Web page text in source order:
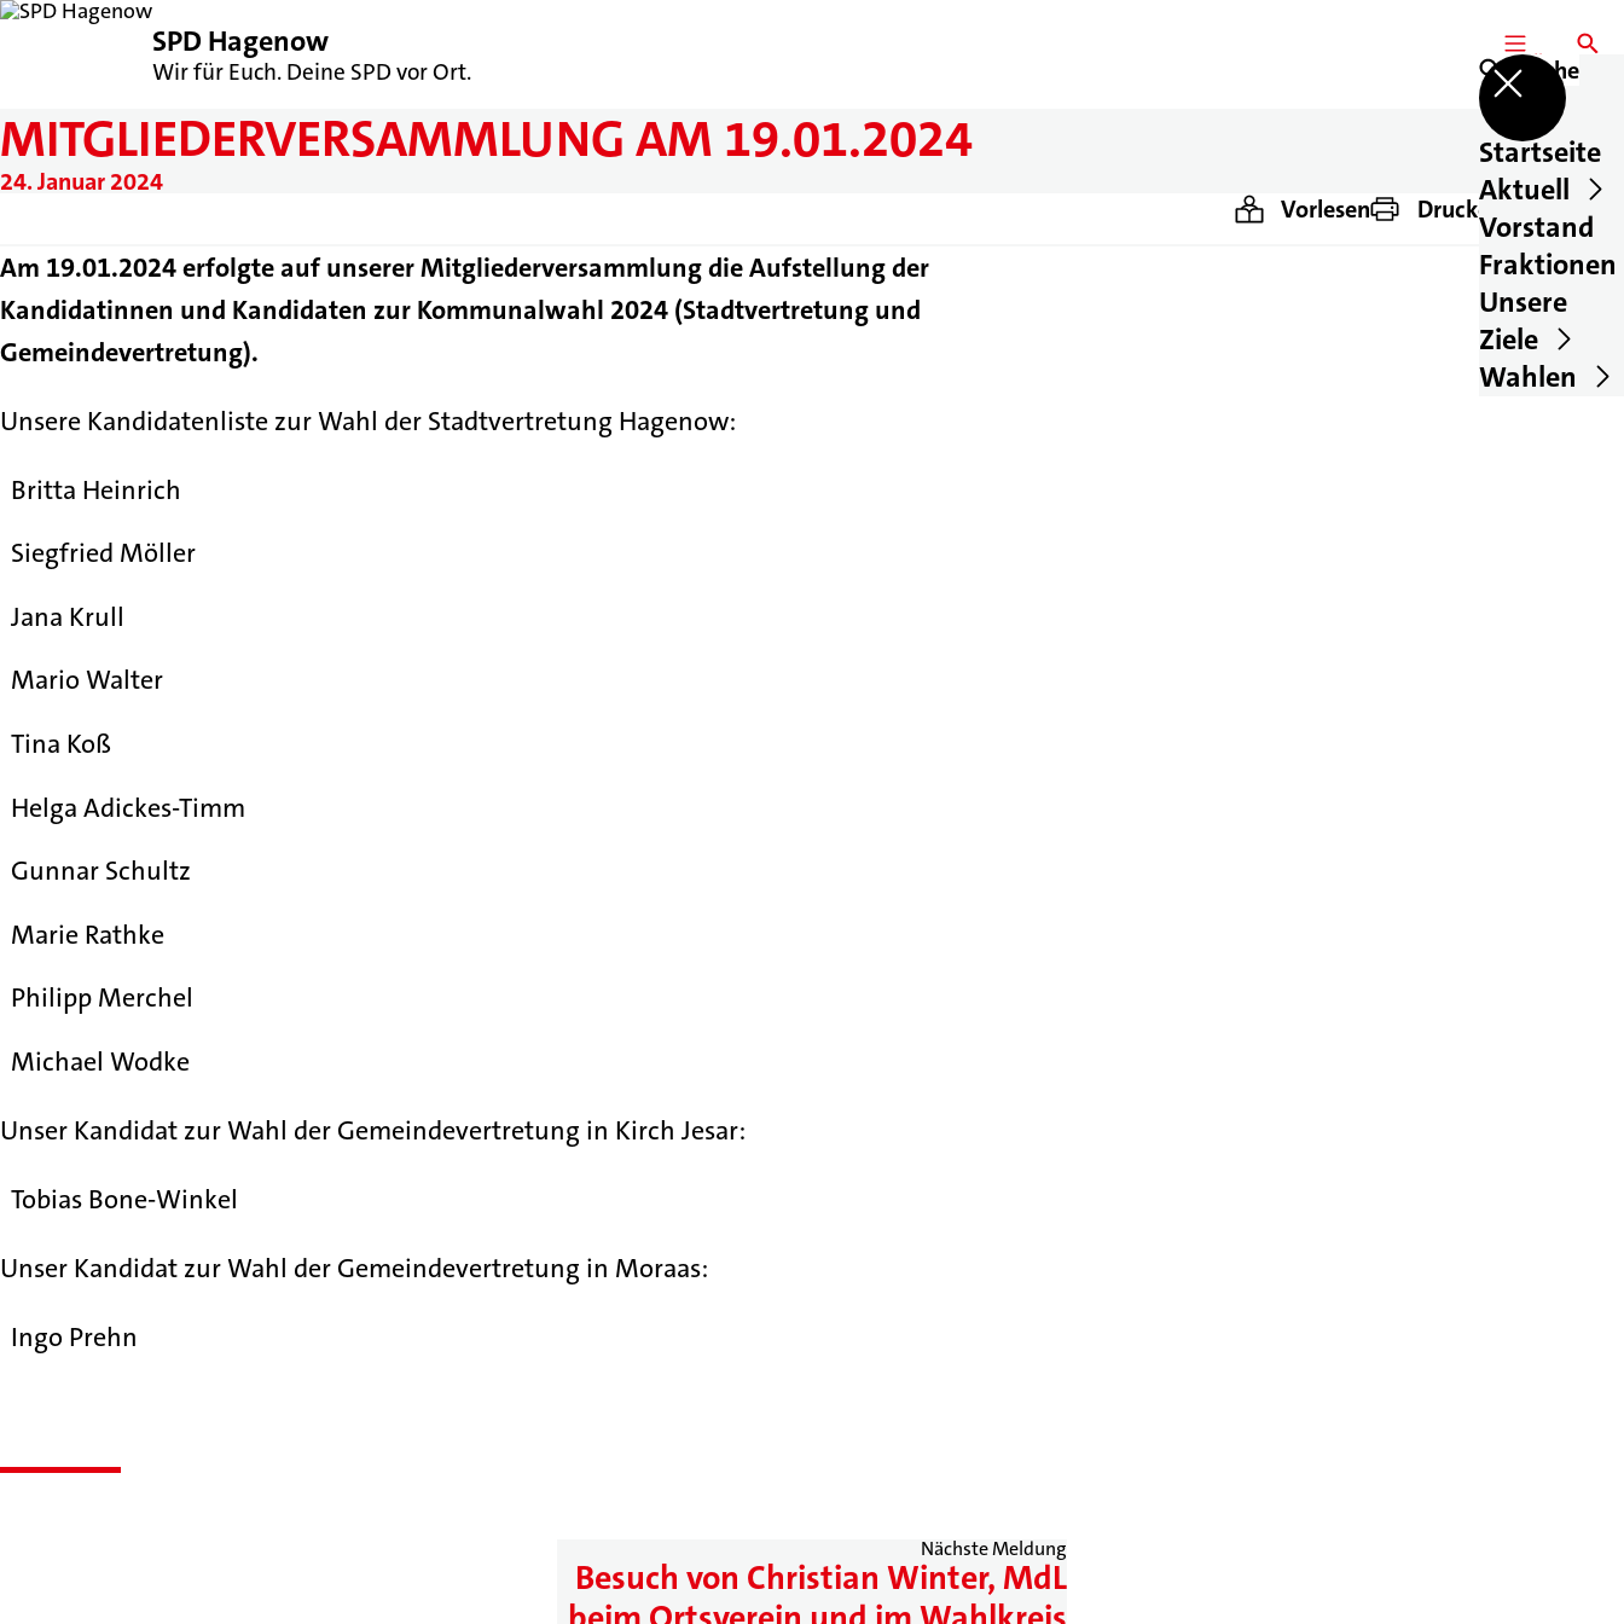
SPD Hagenow
Wir für Euch. Deine SPD vor Ort. MENÜSuche
Startseite
Aktuell
Vorstand
Fraktionen
Unsere
Ziele
Wahlen
SUCHE
MITGLIEDERVERSAMMLUNG AM 19.01.2024
24. Januar 2024
Vorlesen
Drucken Teilen
Am 19.01.2024 erfolgte auf unserer Mitgliederversammlung die Aufstellung der
Kandidatinnen und Kandidaten zur Kommunalwahl 2024 (Stadtvertretung und
Gemeindevertretung).
Unsere Kandidatenliste zur Wahl der Stadtvertretung Hagenow:
Britta Heinrich
Siegfried Möller
Jana Krull
Mario Walter
Tina Koß
Helga Adickes-Timm
Gunnar Schultz
Marie Rathke
Philipp Merchel
Michael Wodke
Unser Kandidat zur Wahl der Gemeindevertretung in Kirch Jesar:
Tobias Bone-Winkel
Unser Kandidat zur Wahl der Gemeindevertretung in Moraas:
Ingo Prehn
Nächste Meldung
Besuch von Christian Winter, MdL